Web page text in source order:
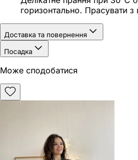
горизонтально. Прасувати
Доставка та повернення
Посадка
Може сподобатися